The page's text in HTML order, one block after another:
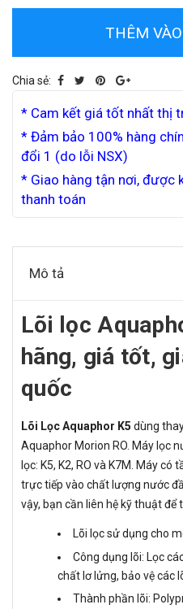
THÊM
Chia sẻ:
* Cam kết giá tốt nhất thị
* Đảm bảo 100% hàng
đổi 1 (do lỗi NSX)
* Giao hàng tận nơi, được
thanh toán
Mô tả
Lõi lọc
hãng, giá tốt,
quốc
Lõi Lọc Aquaphor K5 dùng
Aquaphor Morion RO. Máy lọc
lọc: K5, K2, RO và K7M. Máy
trực tiếp vào chất lượng nước
vậy, bạn cần liên hệ kỹ thuật để
Lõi lọc sử dụng cho
Công dụng lõi: Lọc
chất lơ lửng, bảo vệ các
Thành phần lõi: